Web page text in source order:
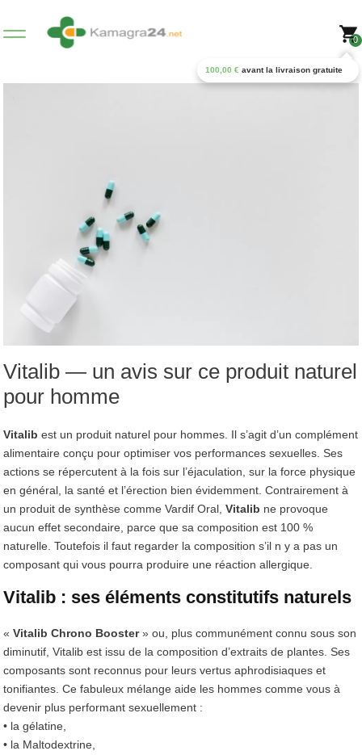
0
100,00 € avant la livraison gratuite
Vitalib — un avis sur ce produit naturel
pour homme
Vitalib est un produit naturel pour hommes. Il s’agit d’un complément
alimentaire conçu pour optimiser vos performances sexuelles. Ses
actions se répercutent à la fois sur l’éjaculation, sur la force physique
en général, la santé et l’érection bien évidemment. Contrairement à
un produit de synthèse comme Vardif Oral,Vitalib ne provoque
aucun effet secondaire, parce que sa composition est 100 %
naturelle. Toutefois il faut regarder la composition s’il n y a pas un
composant qui vous pourra produire une réaction allergique.
Vitalib : ses éléments constitutifs naturels
«Vitalib Chrono Booster» ou, plus communément connu sous son
diminutif, Vitalib est issu de la composition d’extraits de plantes. Ses
composants sont reconnus pour leurs vertus aphrodisiaques et
tonifiantes. Ce fabuleux mélange aide les hommes comme vous à
devenir plus performant sexuellement :
• la gélatine,
• la Maltodextrine,